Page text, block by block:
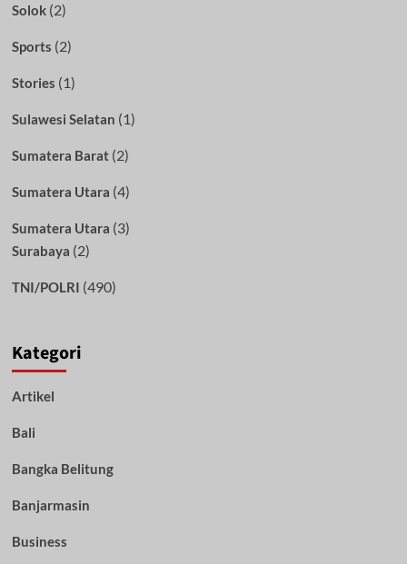
Solok(2)
Sports (2)
Stories (1)
Sulawesi Selatan (1)
Sumatera Barat(2)
Sumatera Utara (4)
Sumatera Utara (3)
Surabaya (2)
TNI/POLRI (490)
Kategori
Artikel
Bali
Bangka Belitung
Banjarmasin
Business